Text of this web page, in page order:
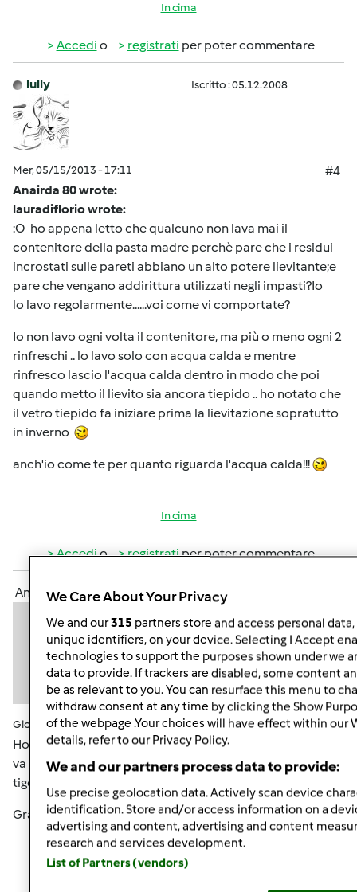
In cima
Accedi o registrati per poter commentare
lully Iscritto : 05.12.2008
Mer, 05/15/2013 - 17:11
#4
Anairda 80 wrote:
lauradiflorio wrote:
:O ho appena letto che qualcuno non lava mai il
contenitore della pasta madre perchè pare che i residui
incrostati sulle pareti abbiano un alto potere lievitante;e
pare che vengano addirittura utilizzati negli impasti?Io
lo lavo regolarmente......voi come vi comportate?
Io non lavo ogni volta il contenitore, ma più o meno ogni 2
rinfreschi .. lo lavo solo con acqua calda e mentre
rinfresco lascio l'acqua calda dentro in modo che poi
quando metto il lievito sia ancora tiepido .. ho notato che
il vetro tiepido fa iniziare prima la lievitazione sopratutto
in inverno
anch'io come te per quanto riguarda l'acqua calda!!!
In cima
Accedio registratiper poter commentare
Anonimo (non verificato)
Gio, 05/16/2013 - 07:49
#5
Ho seguito il vs consiglio...ho fatto rinfresco rinforzato e
va già meglio, poi con la p.m. avanzata ieri sera ho fatto le
tigelle del riciclo consigliatemi da Simo...buonissime.
Grazie
In cima
We Care About Your Privacy
We and our315 partners store and access personal
unique identifiers, on your device. Selecting I Accept
technologies to support the purposes shown under we
data to provide. If trackers are disabled, some content
be as relevant to you. You can resurface this menu to
withdraw consent at any time by clicking the Show
of the webpage .Your choices will have effect within our
details, refer to our Privacy Policy.
We and our partners process data to provide:
Use precise geolocation data. Actively scan device
identification. Store and/or access information on a
advertising and content, advertising and content
research and services development.
List of Partners (vendors)